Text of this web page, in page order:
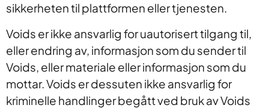
sikkerheten til plattformen eller tjenesten.
Voids er ikke ansvarlig for uautorisert tilgang til,
eller endring av, informasjon som du sender til
Voids, eller materiale eller informasjon som du
mottar. Voids er dessuten ikke ansvarlig for
kriminelle handlinger begått ved bruk av Voids